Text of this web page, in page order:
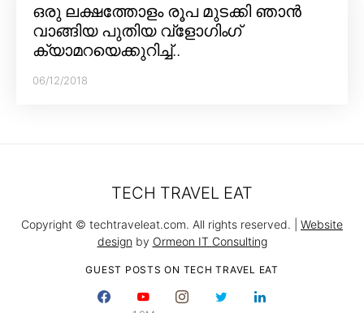
ഒരു ലക്ഷത്തോളം രൂപ മുടക്കി ഞാൻ
വാങ്ങിയ പുതിയ വ്‌ളോഗിംഗ്
ക്യാമറയെക്കുറിച്ച്..
06/12/2018
GUEST POSTS ON TECH TRAVEL EAT
TECH TRAVEL EAT
Copyright © techtraveleat.com. All rights reserved. | Website
design by Ormeon IT Consulting